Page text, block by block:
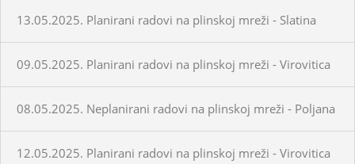
13.05.2025. Planirani radovi na plinskoj mreži - Slatina
09.05.2025. Planirani radovi na plinskoj mreži - Virovitica
08.05.2025. Neplanirani radovi na plinskoj mreži - Poljana
12.05.2025. Planirani radovi na plinskoj mreži - Virovitica